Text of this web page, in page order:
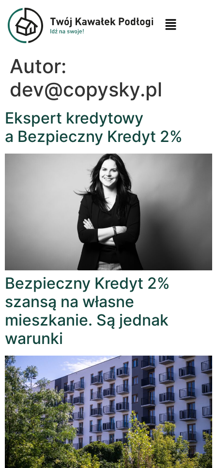
Autor:
dev@copysky.pl
Ekspert kredytowy
a Bezpieczny Kredyt 2%
Bezpieczny Kredyt 2%
szansą na własne
mieszkanie. Są jednak
warunki